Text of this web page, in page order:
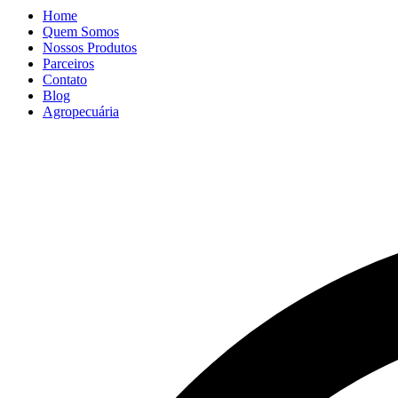
Home
Quem Somos
Nossos Produtos
Parceiros
Contato
Blog
Agropecuária